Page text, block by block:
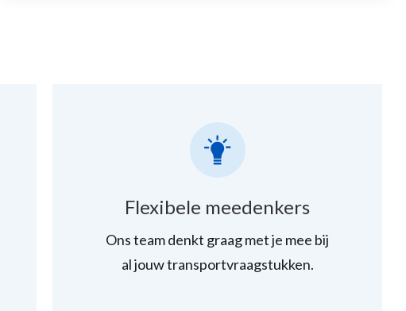
Flexibele meedenkers
Ons team denkt graag met je mee bij
al jouw transportvraagstukken.